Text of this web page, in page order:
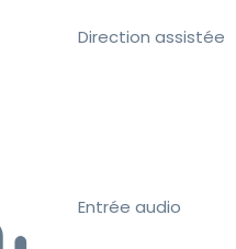
Direction assistée
Entrée audio